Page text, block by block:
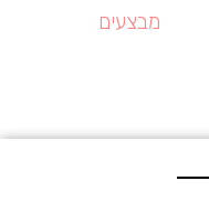
מבצעים